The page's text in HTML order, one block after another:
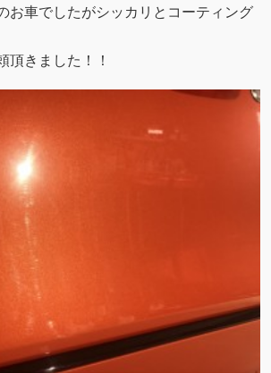
お車でしたがシッカリとコーティング
頂きました！！